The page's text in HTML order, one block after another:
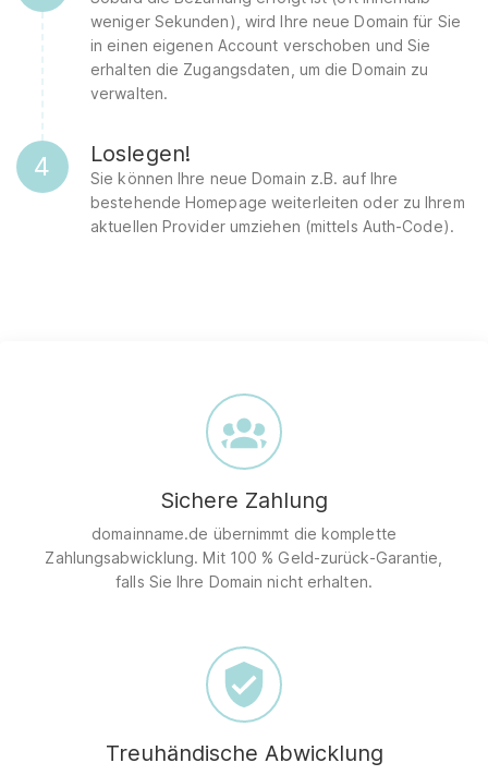
weniger Sekunden), wird Ihre neue Domain für Sie
in einen eigenen Account verschoben und Sie
erhalten die Zugangsdaten, um die Domain zu
verwalten.
4 Loslegen!
Sie können Ihre neue Domain z.B. auf Ihre
bestehende Homepage weiterleiten oder zu Ihrem
aktuellen Provider umziehen (mittels Auth-Code).
Sichere Zahlung
domainname.de übernimmt die komplette
Zahlungsabwicklung. Mit 100 % Geld-zurück-Garantie,
falls Sie Ihre Domain nicht erhalten.
Treuhändische Abwicklung